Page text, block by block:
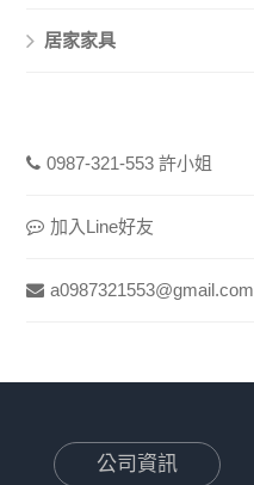
居家家具
0987-321-553 許小姐
加入Line好友
a0987321553@gmail.com
公司資訊